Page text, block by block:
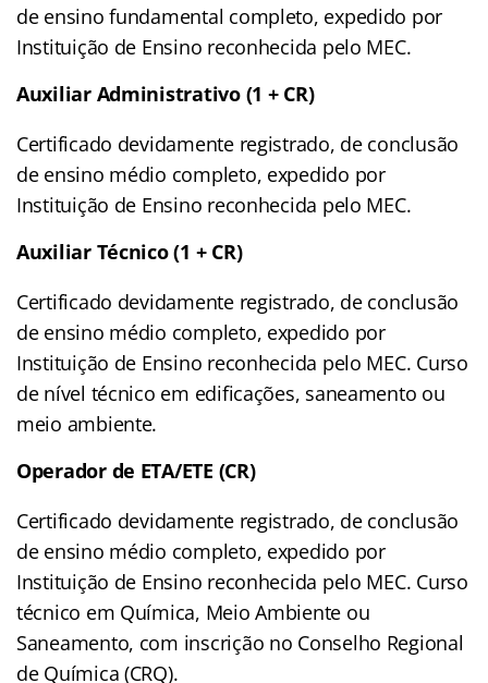
de ensino fundamental completo, expedido por
Instituição de Ensino reconhecida pelo MEC.
Auxiliar Administrativo (1 + CR)
Certificado devidamente registrado, de conclusão
de ensino médio completo, expedido por
Instituição de Ensino reconhecida pelo MEC.
Auxiliar Técnico (1 + CR)
Certificado devidamente registrado, de conclusão
de ensino médio completo, expedido por
Instituição de Ensino reconhecida pelo MEC. Curso
de nível técnico em edificações, saneamento ou
meio ambiente.
Operador de ETA/ETE (CR)
Certificado devidamente registrado, de conclusão
de ensino médio completo, expedido por
Instituição de Ensino reconhecida pelo MEC. Curso
técnico em Química, Meio Ambiente ou
Saneamento, com inscrição no Conselho Regional
de Química (CRQ).